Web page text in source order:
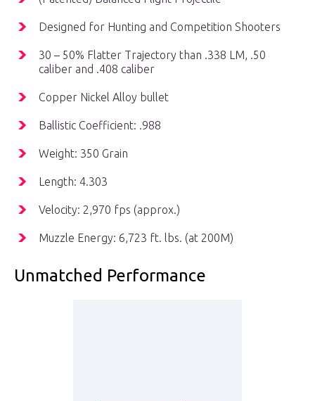
Designed for Hunting and Competition Shooters
30 – 50% Flatter Trajectory than .338 LM, .50
caliber and .408 caliber
Copper Nickel Alloy bullet
Ballistic Coefficient: .988
Weight: 350 Grain
Length: 4.303
Velocity: 2,970 fps (approx.)
Muzzle Energy: 6,723 ft. lbs. (at 200M)
Unmatched Performance